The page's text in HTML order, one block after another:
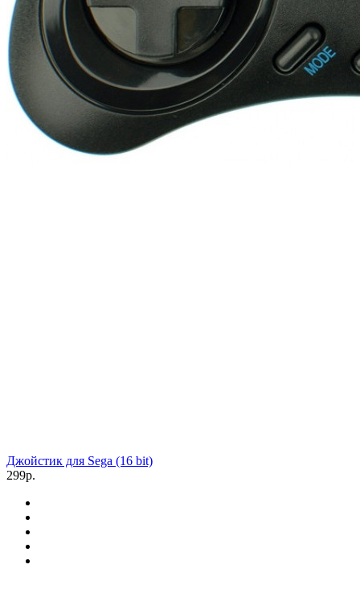
Джойстик для Sega (16 bit)
299р.